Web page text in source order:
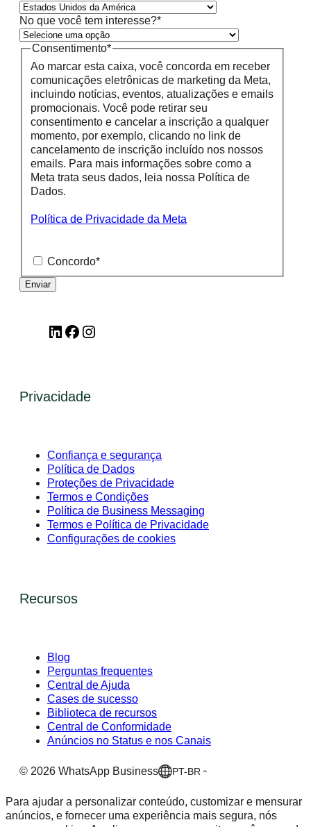
No que você tem interesse?*
Consentimento*
Ao marcar esta caixa, você concorda em receber
comunicações eletrônicas de marketing da Meta,
incluindo notícias, eventos, atualizações e emails
promocionais. Você pode retirar seu
consentimento e cancelar a inscrição a qualquer
momento, por exemplo, clicando no link de
cancelamento de inscrição incluído nos nossos
emails. Para mais informações sobre como a
Meta trata seus dados, leia nossa Política de
Dados.
Política de Privacidade da Meta
Concordo*
LinkedInFacebook
Privacidade
Confiança e segurança
Política de Dados
Proteções de Privacidade
Termos e Condições
Política de Business Messaging
Termos e Política de Privacidade
Configurações de cookies
Recursos
Blog
Perguntas frequentes
Central de Ajuda
Cases de sucesso
Biblioteca de recursos
Central de Conformidade
Anúncios no Status e nos Canais
© 2026 WhatsApp Business PT-BR
Para ajudar a personalizar conteúdo, customizar e mensurar
anúncios, e fornecer uma experiência mais segura, nós